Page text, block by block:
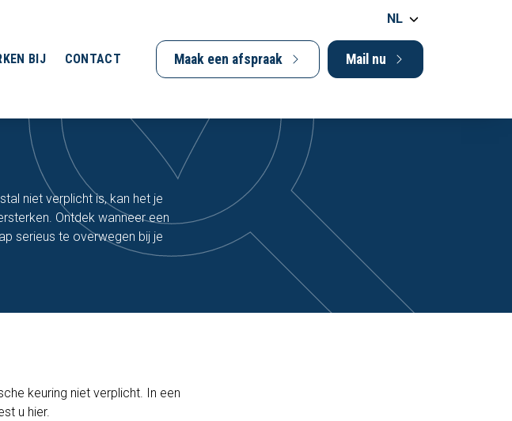
BIJ CONTACT
NL
Maak een afspraak Mail nu
niet verplicht is, kan het je
Ontdek wanneer een
serieus te overwegen bij je
keuring niet verplicht. In een
u hier.